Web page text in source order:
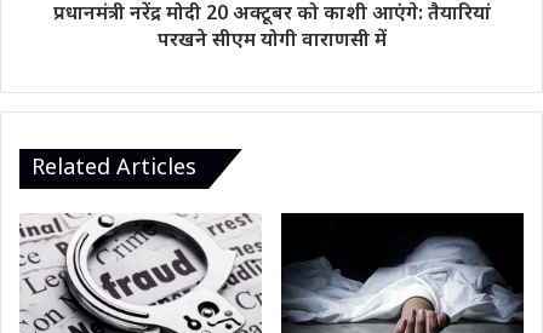
प्रधानमंत्री नरेंद्र मोदी 20 अक्टूबर को काशी आएंगे: तैयारियां
परखने सीएम योगी वाराणसी में
Related Articles